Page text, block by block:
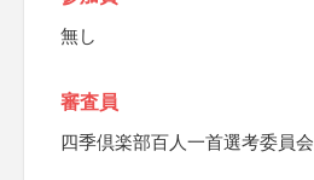
無し
審査員
四季倶楽部百人一首選考委員会